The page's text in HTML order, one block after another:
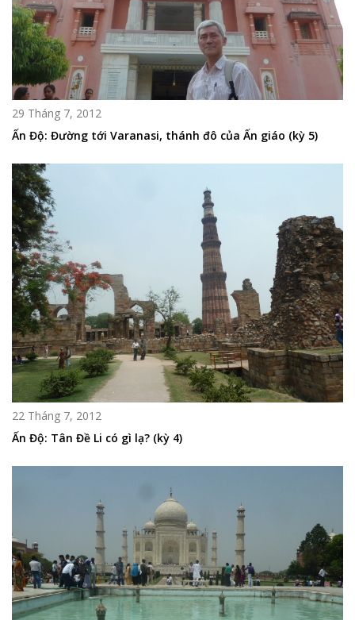
29 Tháng 7, 2012
Ấn Độ: Đường tới Varanasi, thánh đô của Ấn giáo (kỳ 5)
22 Tháng 7, 2012
Ấn Độ: Tân Đề Li có gì lạ? (kỳ 4)